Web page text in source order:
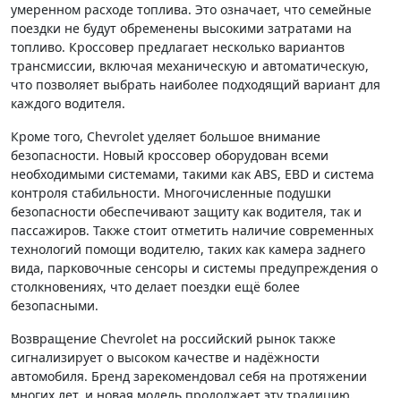
умеренном расходе топлива. Это означает, что семейные
поездки не будут обременены высокими затратами на
топливо. Кроссовер предлагает несколько вариантов
трансмиссии, включая механическую и автоматическую,
что позволяет выбрать наиболее подходящий вариант для
каждого водителя.
Кроме того, Chevrolet уделяет большое внимание
безопасности. Новый кроссовер оборудован всеми
необходимыми системами, такими как ABS, EBD и система
контроля стабильности. Многочисленные подушки
безопасности обеспечивают защиту как водителя, так и
пассажиров. Также стоит отметить наличие современных
технологий помощи водителю, таких как камера заднего
вида, парковочные сенсоры и системы предупреждения о
столкновениях, что делает поездки ещё более
безопасными.
Возвращение Chevrolet на российский рынок также
сигнализирует о высоком качестве и надёжности
автомобиля. Бренд зарекомендовал себя на протяжении